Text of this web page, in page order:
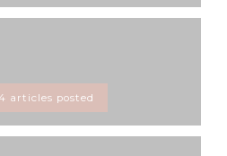
articles posted